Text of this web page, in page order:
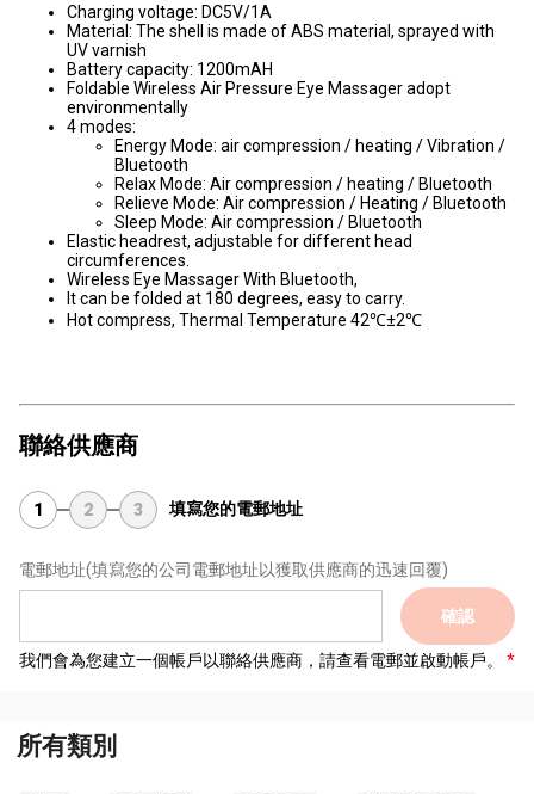
Charging voltage: DC5V/1A
Material: The shell is made of ABS material, sprayed with
UV varnish
Battery capacity: 1200mAH
Foldable Wireless Air Pressure Eye Massager adopt
environmentally
4 modes:
Energy Mode: air compression / heating / Vibration /
Bluetooth
Relax Mode: Air compression / heating / Bluetooth
Relieve Mode: Air compression / Heating / Bluetooth
Sleep Mode: Air compression / Bluetooth
Elastic headrest, adjustable for different head
circumferences.
Wireless Eye Massager With Bluetooth,
It can be folded at 180 degrees, easy to carry.
Hot compress, Thermal Temperature 42℃±2℃
聯絡供應商
1 2 3 填寫您的電郵地址
電郵地址(填寫您的公司電郵地址以獲取供應商的迅速回覆)
確認
我們會為您建立一個帳戶以聯絡供應商，請查看電郵並啟動帳戶。
所有類別